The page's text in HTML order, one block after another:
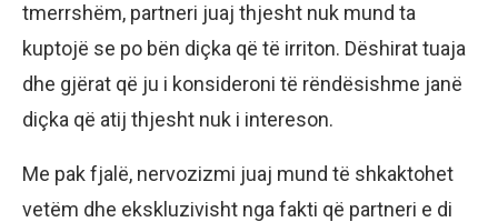
tmerrshëm, partneri juaj thjesht nuk mund ta
kuptojë se po bën diçka që të irriton. Dëshirat tuaja
dhe gjërat që ju i konsideroni të rëndësishme janë
diçka që atij thjesht nuk i intereson.
Me pak fjalë, nervozizmi juaj mund të shkaktohet
vetëm dhe ekskluzivisht nga fakti që partneri e di